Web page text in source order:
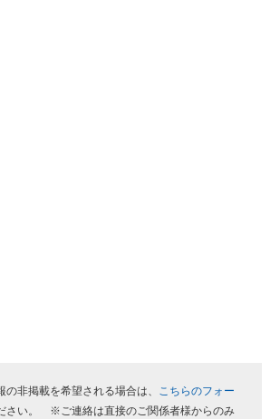
の非掲載を希望される場合は、 こちらのフォー
さい。 ※ご連絡は直接のご関係者様からのみ